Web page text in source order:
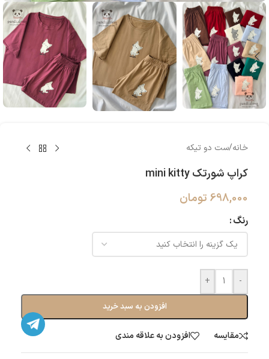
خانه/ست دو تیکه
کراپ شورتک mini kitty
698,000 تومان
رنگ
-
+
افزودن به سبد خرید
مقایسه افزودن به علاقه مندی